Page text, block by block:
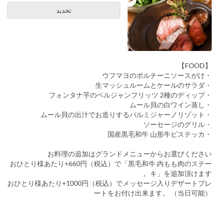
تحديد
【FOOD】
・ウフマヨのポルチーニソースがけ
・生マッシュルームとケールのサラダ
・フォンタナ芋のベルジャンフリッツ 2種のディップ
・ムール貝の白ワイン蒸し
・ムール貝の出汁でお造りするパルミジャーノリゾット
・ソーセージのグリル
・国産黒毛和牛 山形牛ビステッカ
お料理の追加はグランドメニューからお選びください
おひとり様あたり+660円（税込）で「黒毛和牛 内もも肉のステー
キ」を追加頂けます。
おひとり様あたり+1000円（税込）でメッセージ入りデザートプレ
ートをお付け出来ます。 （当日可能）